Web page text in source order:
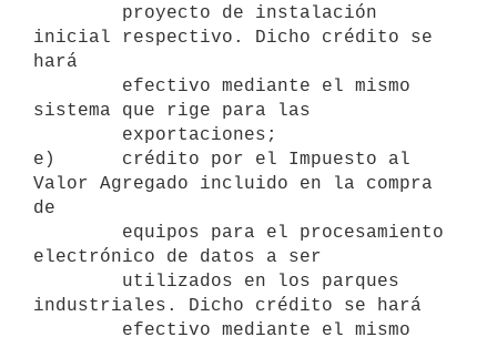
inicial respectivo. Dicho crédito se
hará
sistema que rige para las
e)      crédito por el Impuesto al
Valor Agregado incluido en la compra
de
electrónico de datos a ser
industriales. Dicho crédito se hará